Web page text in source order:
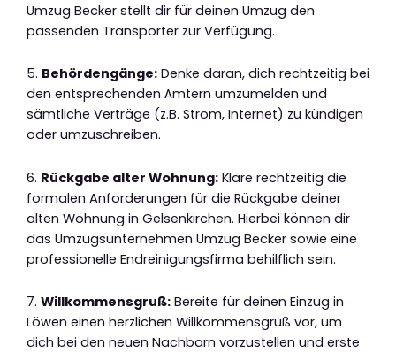
Umzug Becker stellt dir für deinen Umzug den
passenden Transporter zur Verfügung.
5. Behördengänge: Denke daran, dich rechtzeitig bei
den entsprechenden Ämtern umzumelden und
sämtliche Verträge (z.B. Strom, Internet) zu kündigen
oder umzuschreiben.
6. Rückgabe alter Wohnung: Kläre rechtzeitig die
formalen Anforderungen für die Rückgabe deiner
alten Wohnung in Gelsenkirchen. Hierbei können dir
das Umzugsunternehmen Umzug Becker sowie eine
professionelle Endreinigungsfirma behilflich sein.
7. Willkommensgruß: Bereite für deinen Einzug in
Löwen einen herzlichen Willkommensgruß vor, um
dich bei den neuen Nachbarn vorzustellen und erste